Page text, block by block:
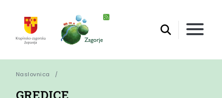
Naslovnica